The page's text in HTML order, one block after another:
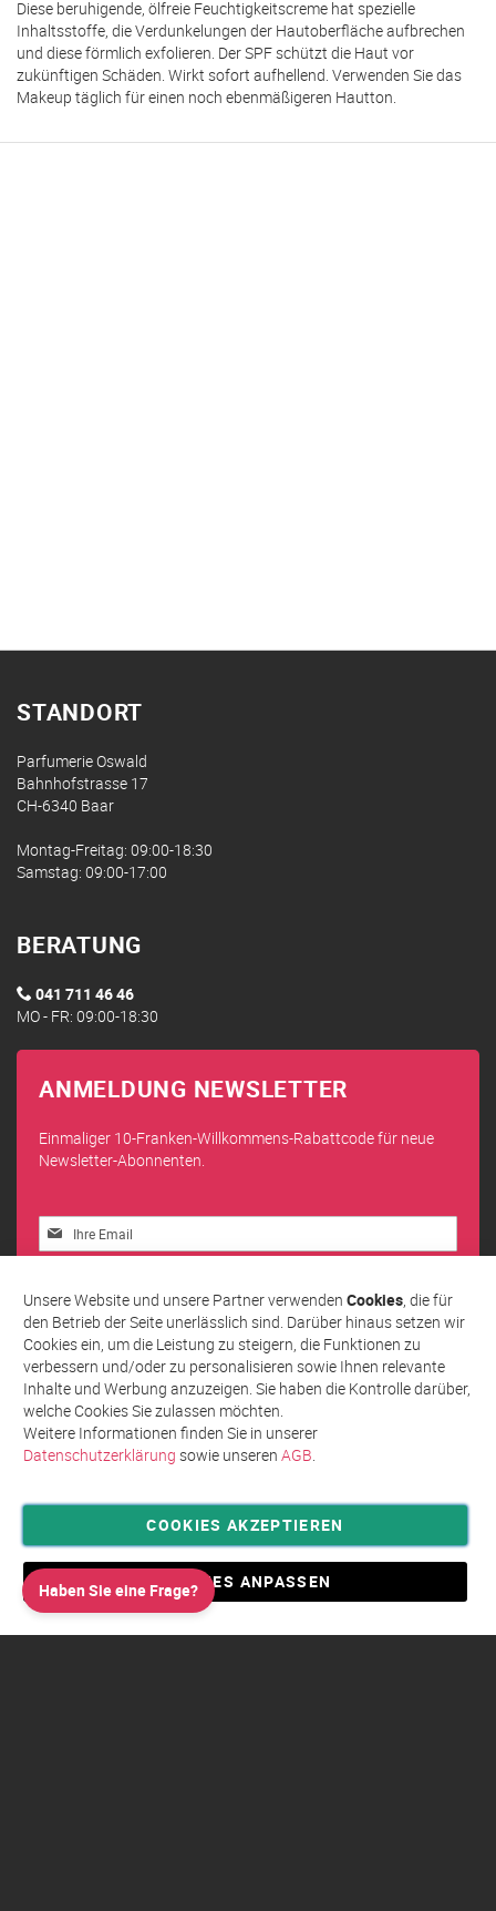
Diese beruhigende, ölfreie Feuchtigkeitscreme hat spezielle
Inhaltsstoffe, die Verdunkelungen der Hautoberfläche aufbrechen
und diese förmlich exfolieren. Der SPF schützt die Haut vor
zukünftigen Schäden. Wirkt sofort aufhellend. Verwenden Sie das
Makeup täglich für einen noch ebenmäßigeren Hautton.
STANDORT
Parfumerie Oswald
Bahnhofstrasse 17
CH-6340 Baar
Montag-Freitag: 09:00-18:30
Samstag: 09:00-17:00
BERATUNG
041 711 46 46
MO - FR: 09:00-18:30
ANMELDUNG NEWSLETTER
Einmaliger 10-Franken-Willkommens-Rabattcode für neue
Newsletter-Abonnenten.
Melden
Sie
unseren
Newsletter
an:
Abonnieren
Privatsphäre und Datenschutz
Allgemeine Geschäftsbedingungen AGB
Impressum
Haben Sie eine Frage?
Unsere Website und unsere Partner verwenden Cookies, die für
den Betrieb der Seite unerlässlich sind. Darüber hinaus setzen wir
Cookies ein, um die Leistung zu steigern, die Funktionen zu
verbessern und/oder zu personalisieren sowie Ihnen relevante
Inhalte und Werbung anzuzeigen. Sie haben die Kontrolle darüber,
welche Cookies Sie zulassen möchten.
Weitere Informationen finden Sie in unserer
Datenschutzerklärung sowie unseren AGB.
COOKIES AKZEPTIEREN
COOKIES ANPASSEN